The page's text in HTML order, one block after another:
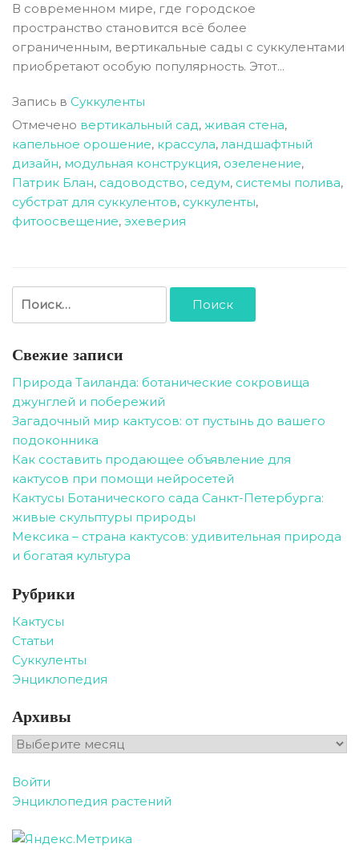
В современном мире, где городское
пространство становится всё более
ограниченным, вертикальные сады с суккулентами
приобретают особую популярность. Этот...
Запись в Суккуленты
Отмечено вертикальный сад, живая стена,
капельное орошение, крассула, ландшафтный
дизайн, модульная конструкция, озеленение,
Патрик Блан, садоводство, седум, системы полива,
субстрат для суккулентов, суккуленты,
фитоосвещение, эхеверия
Свежие записи
Природа Таиланда: ботанические сокровища
джунглей и побережий
Загадочный мир кактусов: от пустынь до вашего
подоконника
Как составить продающее объявление для
кактусов при помощи нейросетей
Кактусы Ботанического сада Санкт-Петербурга:
живые скульптуры природы
Мексика – страна кактусов: удивительная природа
и богатая культура
Рубрики
Кактусы
Статьи
Суккуленты
Энциклопедия
Архивы
Архивы
Войти
Энциклопедия растений